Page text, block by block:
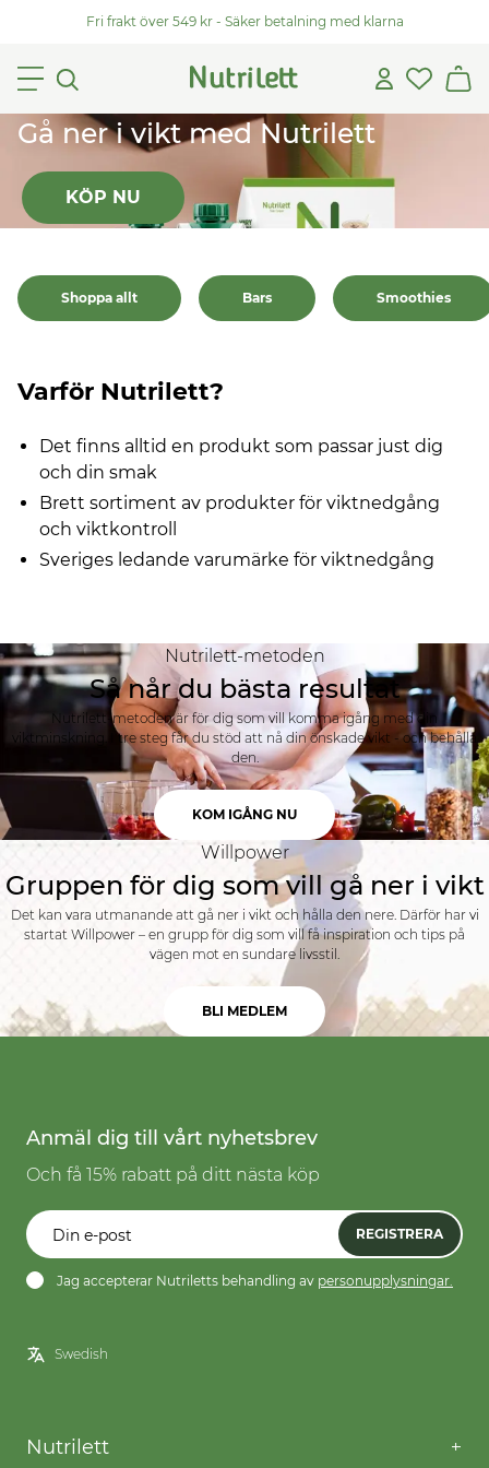
Fri frakt över 549 kr - Säker betalning med klarna
Gå ner i vikt med Nutrilett
KÖP NU
Shoppa allt Bars Smoothies
Varför Nutrilett?
Det finns alltid en produkt som passar just dig
och din smak
Brett sortiment av produkter för viktnedgång
och viktkontroll
Sveriges ledande varumärke för viktnedgång
Nutrilett-metoden
Så når du bästa resultat
Nutrilett-metoden är för dig som vill komma igång med din
viktminskning. I tre steg får du stöd att nå din önskade vikt - och behålla
den.
KOM IGÅNG NU
Willpower
Gruppen för dig som vill gå ner i vikt
Det kan vara utmanande att gå ner i vikt och hålla den nere. Därför har vi
startat Willpower – en grupp för dig som vill få inspiration och tips på
vägen mot en sundare livsstil.
BLI MEDLEM
Anmäl dig till vårt nyhetsbrev
Och få 15% rabatt på ditt nästa köp
REGISTRERA
Jag accepterar Nutriletts behandling av personupplysningar.
Nutrilett